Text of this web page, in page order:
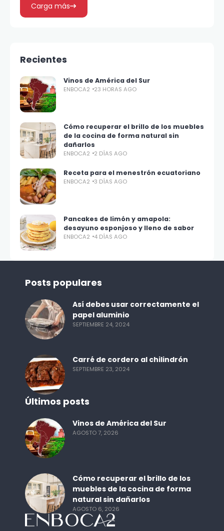
Carga más
Recientes
Vinos de América del Sur
ENBOCA2 23 HORAS AGO
Cómo recuperar el brillo de los muebles
de la cocina de forma natural sin
dañarlos
ENBOCA2 2 DÍAS AGO
Receta para el menestrón ecuatoriano
ENBOCA2 3 DÍAS AGO
Pancakes de limón y amapola:
desayuno esponjoso y lleno de sabor
ENBOCA2 4 DÍAS AGO
Posts populares
Así debes usar correctamente el
papel aluminio
SEPTIEMBRE 24, 2024
Carré de cordero al chilindrón
SEPTIEMBRE 23, 2024
Últimos posts
Vinos de América del Sur
AGOSTO 7, 2026
Cómo recuperar el brillo de los
muebles de la cocina de forma
natural sin dañarlos
AGOSTO 6, 2026